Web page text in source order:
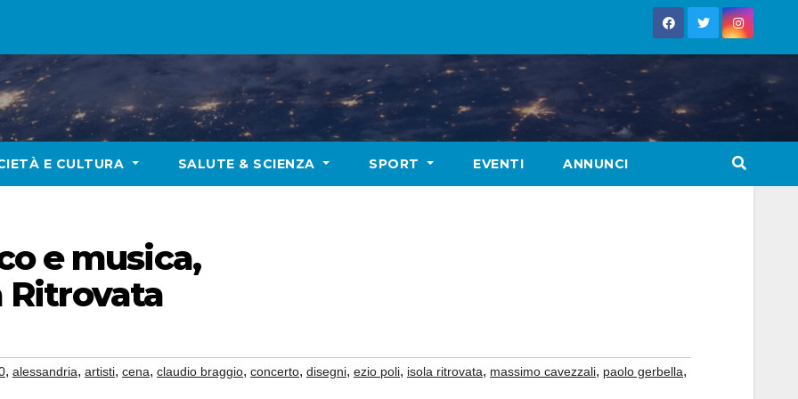
E CULTURA SALUTE & SCIENZA SPORT EVENTI ANNUNCI
e musica,
Ritrovata
, alessandria, artisti, cena, claudio braggio, concerto, disegni, ezio poli, isola ritrovata, massimo cavezzali, paolo gerbella,